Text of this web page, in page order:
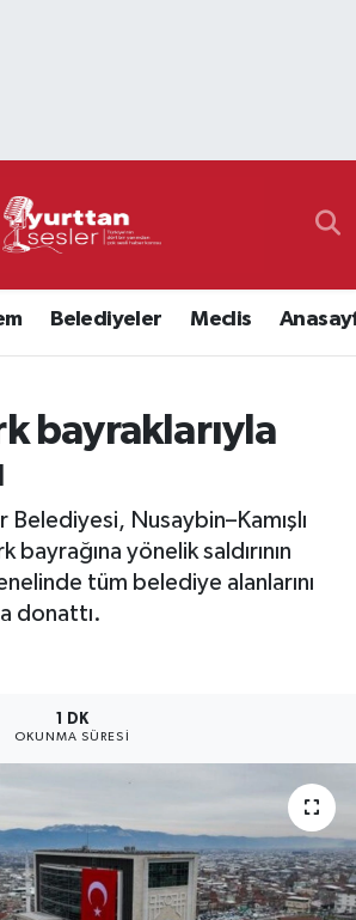
Belediyeler Meclis
bayraklarıyla
Belediyesi, Nusaybin–Kamışlı
bayrağına yönelik saldırının
tüm belediye alanlarını
donattı.
1 DK
OKUNMA SÜRESI
Durumu ve Fikstür